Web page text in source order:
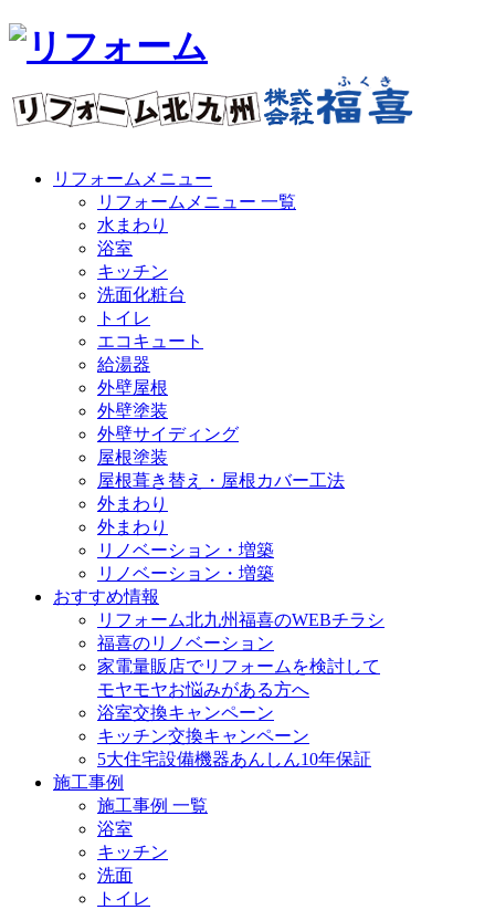
リフォームメニュー
リフォームメニュー 一覧
水まわり
浴室
キッチン
洗面化粧台
トイレ
エコキュート
給湯器
外壁屋根
外壁塗装
外壁サイディング
屋根塗装
屋根葺き替え・屋根カバー工法
外まわり
外まわり
リノベーション・増築
リノベーション・増築
おすすめ情報
リフォーム北九州福喜のWEBチラシ
福喜のリノベーション
家電量販店でリフォームを検討して
モヤモヤお悩みがある方へ
浴室交換キャンペーン
キッチン交換キャンペーン
5大住宅設備機器あんしん10年保証
施工事例
施工事例 一覧
浴室
キッチン
洗面
トイレ